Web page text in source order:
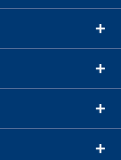
+
+
+
+